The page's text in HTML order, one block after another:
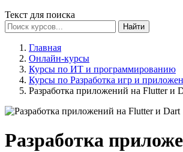
Текст для поиска
Найти
Главная
Онлайн-курсы
Курсы по ИТ и программированию
Курсы по Разработка игр и
Разработка приложений на Flutter и
Разработка